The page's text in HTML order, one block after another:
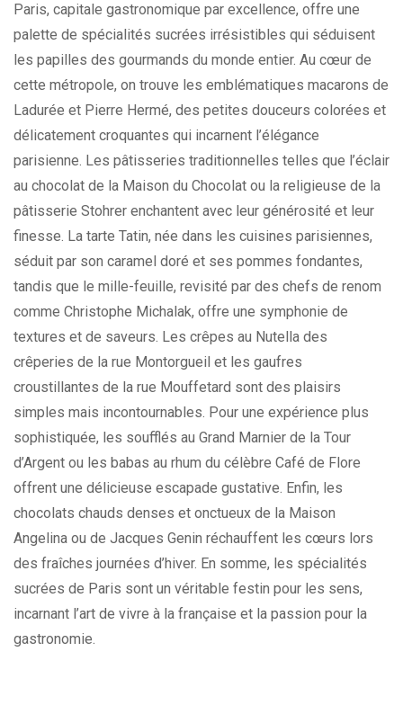
Paris, capitale gastronomique par excellence, offre une
palette de spécialités sucrées irrésistibles qui séduisent
les papilles des gourmands du monde entier. Au cœur de
cette métropole, on trouve les emblématiques macarons de
Ladurée et Pierre Hermé, des petites douceurs colorées et
délicatement croquantes qui incarnent l’élégance
parisienne. Les pâtisseries traditionnelles telles que l’éclair
au chocolat de la Maison du Chocolat ou la religieuse de la
pâtisserie Stohrer enchantent avec leur générosité et leur
finesse. La tarte Tatin, née dans les cuisines parisiennes,
séduit par son caramel doré et ses pommes fondantes,
tandis que le mille-feuille, revisité par des chefs de renom
comme Christophe Michalak, offre une symphonie de
textures et de saveurs. Les crêpes au Nutella des
crêperies de la rue Montorgueil et les gaufres
croustillantes de la rue Mouffetard sont des plaisirs
simples mais incontournables. Pour une expérience plus
sophistiquée, les soufflés au Grand Marnier de la Tour
d’Argent ou les babas au rhum du célèbre Café de Flore
offrent une délicieuse escapade gustative. Enfin, les
chocolats chauds denses et onctueux de la Maison
Angelina ou de Jacques Genin réchauffent les cœurs lors
des fraîches journées d’hiver. En somme, les spécialités
sucrées de Paris sont un véritable festin pour les sens,
incarnant l’art de vivre à la française et la passion pour la
gastronomie.